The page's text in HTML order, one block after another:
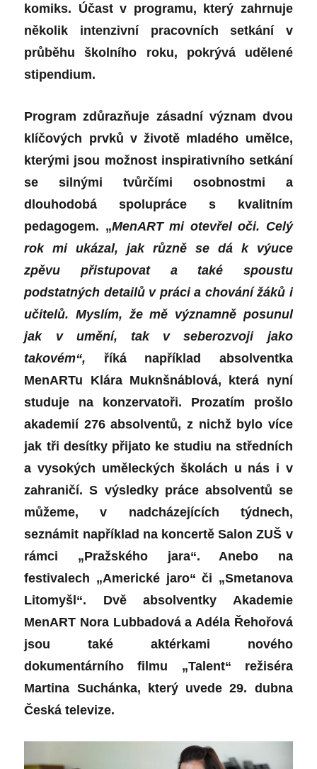
komiks. Účast v programu, který zahrnuje
několik intenzivní pracovních setkání v
průběhu školního roku, pokrývá udělené
stipendium.
Program zdůrazňuje zásadní význam dvou
klíčových prvků v životě mladého umělce,
kterými jsou možnost inspirativního setkání
se silnými tvůrčími osobnostmi a
dlouhodobá spolupráce s kvalitním
pedagogem. „MenART mi otevřel oči. Celý
rok mi ukázal, jak různě se dá k výuce
zpěvu přistupovat a také spoustu
podstatných detailů v práci a chování žáků i
učitelů. Myslím, že mě významně posunul
jak v umění, tak v seberozvoji jako
takovém“, říká například absolventka
MenARTu Klára Muknšnáblová, která nyní
studuje na konzervatoři. Prozatím prošlo
akademií 276 absolventů, z nichž bylo více
jak tři desítky přijato ke studiu na středních
a vysokých uměleckých školách u nás i v
zahraničí.S výsledky práce absolventů se
můžeme, v nadcházejících týdnech,
seznámit například na koncertě Salon ZUŠ v
rámci „Pražského jara“. Anebo na
festivalech „Americké jaro“ či „Smetanova
Litomyšl“. Dvě absolventky Akademie
MenART Nora Lubbadová a Adéla Řehořová
jsou také aktérkami nového
dokumentárního filmu „Talent“ režiséra
Martina Suchánka, který uvede 29. dubna
Česká televize.